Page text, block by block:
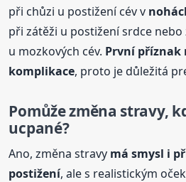
při chůzi u postižení cév v
při zátěži u postižení srdce
u mozkových cév. První příznak
komplikace, proto je důležitá
Pomůže změna stravy,
ucpané?
Ano, změna stravy má smysl i
postižení, ale s realistickým